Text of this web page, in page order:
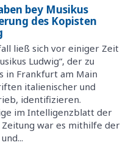
bey Musikus
des Kopisten
ließ sich vor einiger Zeit
Ludwig“, der zu
in Frankfurt am Main
italienischer und
identifizieren.
im Intelligenzblatt der
war es mithilfe der